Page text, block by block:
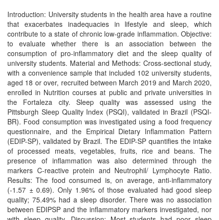
Introduction: University students in the health area have a routine
that exacerbates inadequacies in lifestyle and sleep, which
contribute to a state of chronic low-grade inflammation. Objective:
to evaluate whether there is an association between the
consumption of pro-inflammatory diet and the sleep quality of
university students. Material and Methods: Cross-sectional study,
with a convenience sample that included 102 university students,
aged 18 or over, recruited between March 2019 and March 2020,
enrolled in Nutrition courses at public and private universities in
the Fortaleza city. Sleep quality was assessed using the
Pittsburgh Sleep Quality Index (PSQI), validated in Brazil (PSQI-
BR). Food consumption was investigated using a food frequency
questionnaire, and the Empirical Dietary Inflammation Pattern
(EDIP-SP), validated by Brazil. The EDIP-SP quantifies the intake
of processed meats, vegetables, fruits, rice and beans. The
presence of inflammation was also determined through the
markers C-reactive protein and Neutrophil/ Lymphocyte Ratio.
Results: The food consumed is, on average, anti-inflammatory
(-1.57 ± 0.69). Only 1.96% of those evaluated had good sleep
quality; 75.49% had a sleep disorder. There was no association
between EDIPSP and the inflammatory markers investigated, nor